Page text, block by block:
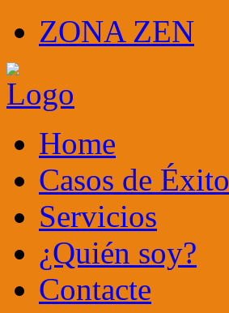
ZONA ZEN
Home
Casos de Éxito
Servicios
¿Quién soy?
Contacte